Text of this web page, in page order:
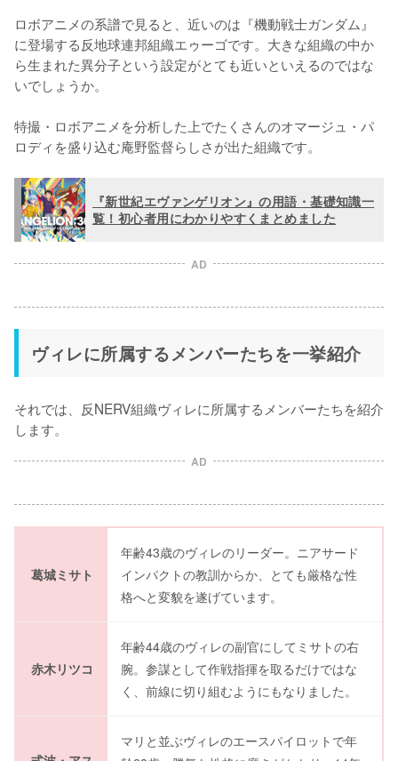
ロボアニメの系譜で見ると、近いのは『機動戦士ガンダム』
に登場する反地球連邦組織エゥーゴです。大きな組織の中か
ら生まれた異分子という設定がとても近いといえるのではな
いでしょうか。
特撮・ロボアニメを分析した上でたくさんのオマージュ・パ
ロディを盛り込む庵野監督らしさが出た組織です。
『新世紀エヴァンゲリオン』の用語・基礎知識一
覧！初心者用にわかりやすくまとめました
AD
ヴィレに所属するメンバーたちを一挙紹介
それでは、反NERV組織ヴィレに所属するメンバーたちを紹介
します。
AD
葛城ミサト
年齢43歳のヴィレのリーダー。ニアサード
インパクトの教訓からか、とても厳格な性
格へと変貌を遂げています。
赤木リツコ
年齢44歳のヴィレの副官にしてミサトの右
腕。参謀として作戦指揮を取るだけではな
く、前線に切り組むようにもなりました。
マリと並ぶヴィレのエースパイロットで年